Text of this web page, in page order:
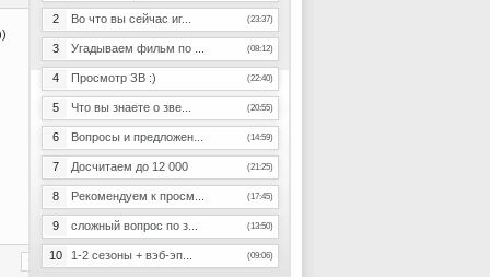
2 Во что вы сейчас иг... (23:37)
3 Угадываем фильм по ... (08:12)
4 Просмотр ЗВ :) (22:40)
5 Что вы знаете о зве... (20:55)
6 Вопросы и предложен... (14:59)
7 Досчитаем до 12 000 (21:25)
8 Рекомендуем к просм... (17:45)
9 сложный вопрос по з... (13:50)
10 1-2 сезоны + вэб-эп... (09:06)